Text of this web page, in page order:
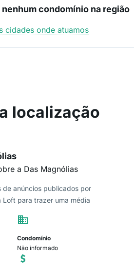
condomínio na região
cidades onde atuamos
localização
a Das Magnólias
de anúncios publicados por
Loft para trazer uma média
Condomínio
Não informado